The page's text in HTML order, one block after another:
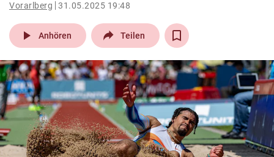
pin_drop
Wien arrow_right
bookmark
search
Suchbegriff
eingeben
Vorarlberg 31.05.2025 19:48
play_arrow Anhören Teilen